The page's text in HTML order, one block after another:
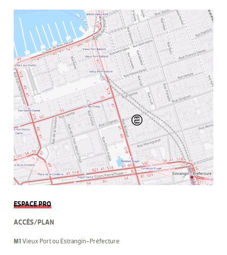
ESPACE PRO
ACCÈS/PLAN
M1 Vieux Port ou Estrangin-Préfecture